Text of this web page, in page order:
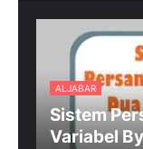
ALJABAR
Sistem
Variabel